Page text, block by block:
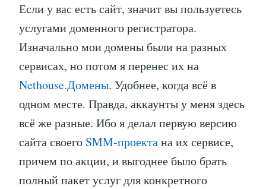
Если у вас есть сайт, значит вы пользуетесь
услугами доменного регистратора.
Изначально мои домены были на разных
сервисах, но потом я перенес их на
Nethouse.Домены. Удобнее, когда всё в
одном месте. Правда, аккаунты у меня здесь
всё же разные. Ибо я делал первую версию
сайта своего SMM-проектана их сервисе,
причем по акции, и выгоднее было брать
полный пакет услуг для конкретного